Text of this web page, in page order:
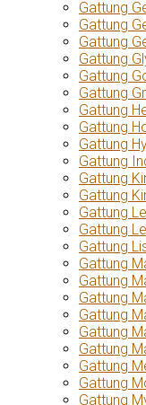
Gattung
Gattung
Gattung
Gattung
Gattung
Gattung
Gattung
Gattung
Gattung
Gattung
Gattung
Gattung
Gattung
Gattung
Gattung
Gattung
Gattung
Gattung
Gattung
Gattung
Gattung
Gattung
Gattung
Gattung